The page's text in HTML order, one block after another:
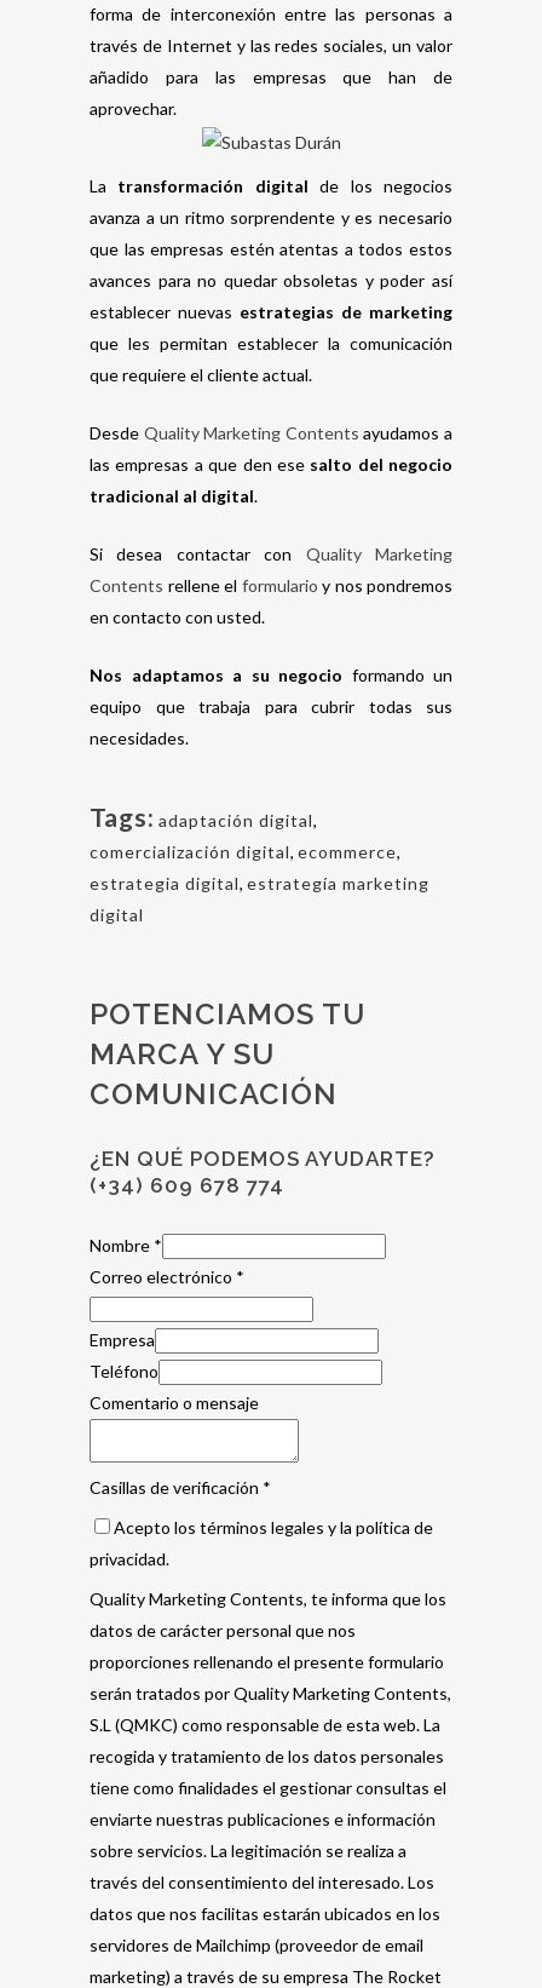
forma de interconexión entre las personas a
través de Internet y las redes sociales, un valor
añadido para las empresas que han de
aprovechar.
La transformación digital de los negocios
avanza a un ritmo sorprendente y es necesario
que las empresas estén atentas a todos estos
avances para no quedar obsoletas y poder así
establecer nuevas estrategias de marketing
que les permitan establecer la comunicación
que requiere el cliente actual.
Desde Quality Marketing Contents ayudamos a
las empresas a que den ese salto del negocio
tradicional al digital.
Si desea contactar con Quality Marketing
Contents rellene el formulario y nos pondremos
en contacto con usted.
Nos adaptamos a su negocio formando un
equipo que trabaja para cubrir todas sus
necesidades.
Tags: adaptación digital,
comercialización digital, ecommerce,
estrategia digital, estrategía marketing
digital
POTENCIAMOS TU
MARCA Y SU
COMUNICACIÓN
¿EN QUÉ PODEMOS AYUDARTE?
(+34) 609 678 774
Nombre *
Correo electrónico *
Empresa
Teléfono
Comentario o mensaje
Casillas de verificación *
Acepto los términos legales y la política de
privacidad.
Quality Marketing Contents, te informa que los
datos de carácter personal que nos
proporciones rellenando el presente formulario
serán tratados por Quality Marketing Contents,
S.L (QMKC) como responsable de esta web. La
recogida y tratamiento de los datos personales
tiene como finalidades el gestionar consultas el
enviarte nuestras publicaciones e información
sobre servicios. La legitimación se realiza a
través del consentimiento del interesado. Los
datos que nos facilitas estarán ubicados en los
servidores de Mailchimp (proveedor de email
marketing) a través de su empresa The Rocket